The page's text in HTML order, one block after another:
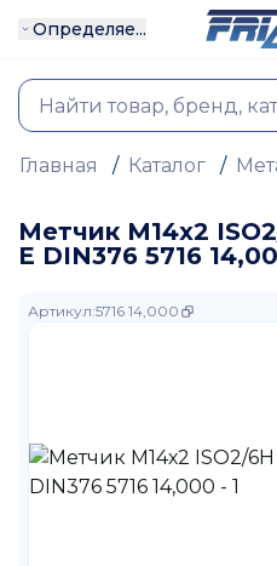
Определяе...
Главная / Каталог /
Метчик М14х2
E DIN376 5716
Артикул:5716 14,000